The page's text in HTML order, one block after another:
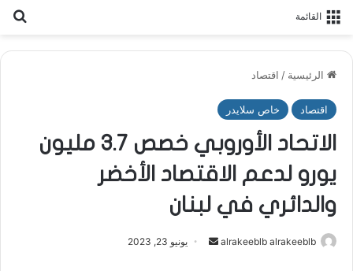
القائمة
الرئيسية / اقتصاد
اقتصاد خاص سلايدر
الاتحاد الأوروبي خصص 3.7 مليون
يورو لدعم الاقتصاد الأخضر
والدائري في لبنان
alrakeeblb alrakeeblb
أرسل يونيو 23, 2023